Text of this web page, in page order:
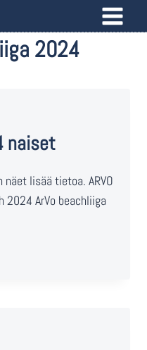
2024
naiset
lisää tietoa. ARVO
2024 ArVo beachliiga